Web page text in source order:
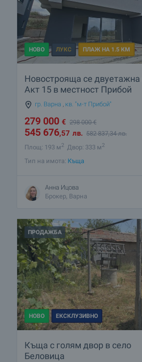
НОВО ЛУКС ПЛАЖ НА 1.5 КМ
Новострояща се
Aкт 15 в местност Прибой
гр. Варна кв. "м-т Прибой"
279 000 € 298 000€
545 676,57 лв. 582 837,34 лв.
Площ: 193 м2 Двор: 333 м2
Тип на имота: Къща
Анна Ицова
Брокер, Варна
ПРОДАЖБА
НОВО ЕКСКЛУЗИВНО
Къща с голям двор в село
Беловица